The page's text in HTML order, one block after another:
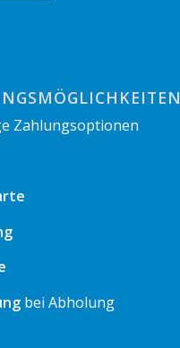
Zahlungsoptionen
bei Abholung